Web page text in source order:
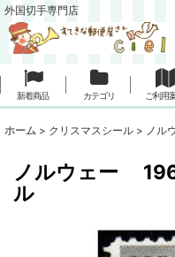
外国切手専門店
新着商品 カテゴリ ご利用
ホーム > クリスマスシール > ノル
ノルウェー
ル